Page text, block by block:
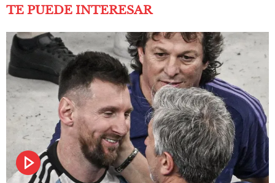
TE PUEDE INTERESAR